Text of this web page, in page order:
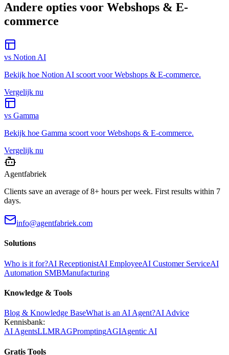
Andere opties voor Webshops & E-
commerce
vs Notion AI
Bekijk hoe Notion AI scoort voorWebshops & E-commerce.
Vergelijk nu
vs Gamma
Bekijk hoe Gamma scoort voorWebshops & E-commerce.
Vergelijk nu
Agentfabriek
Clients save an average of 8+ hours per week. First results within 7
days.
info@agentfabriek.com
Solutions
Who is it for?AI ReceptionistAI EmployeeAI Customer ServiceAI
Automation SMBManufacturing
Knowledge & Tools
Blog & Knowledge BaseWhat is an AI Agent?AI Advice
Kennisbank:
AI AgentsLLMRAGPromptingAGIAgentic AI
Gratis Tools